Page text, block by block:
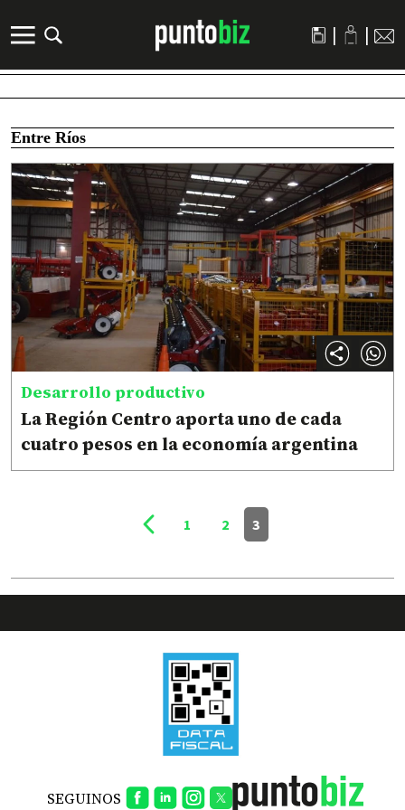
| |
Entre Ríos
Desarrollo productivo
La Región Centro aporta uno de cada
cuatro pesos en la economía argentina
1 2 3
SEGUINOS